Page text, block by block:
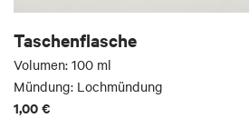
Taschenflasche
Volumen: 100 ml
Mündung: Lochmündung
1,00 €